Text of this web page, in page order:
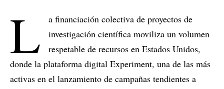
L
a financiación colectiva de proyectos de
investigación científica moviliza un volumen
respetable de recursos en Estados Unidos,
donde la plataforma digital Experiment, una de las más
activas en el lanzamiento de campañas tendientes a